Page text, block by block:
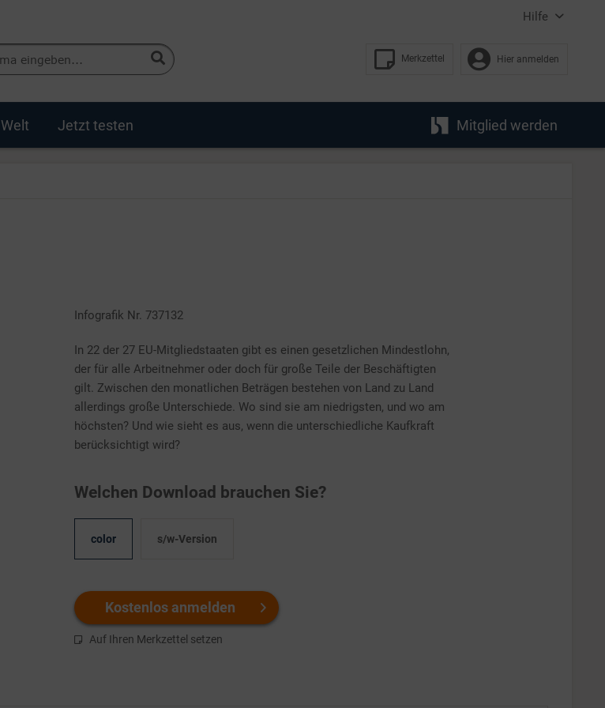
Hilfe
Merkzettel Hier anmelden
Welt Jetzt testen Mitglied werden
Infografik Nr. 737132
In 22 der 27 EU-Mitgliedstaaten gibt es einen gesetzlichen Mindestlohn,
der für alle Arbeitnehmer oder doch für große Teile der Beschäftigten
gilt. Zwischen den monatlichen Beträgen bestehen von Land zu Land
allerdings große Unterschiede. Wo sind sie am niedrigsten, und wo am
höchsten? Und wie sieht es aus, wenn die unterschiedliche Kaufkraft
berücksichtigt wird?
Welchen Download brauchen Sie?
color s/w-Version
Kostenlos anmelden
Auf Ihren Merkzettel setzen